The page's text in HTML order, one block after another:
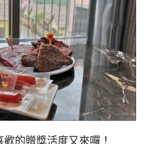
的贈獎活度又來囉！